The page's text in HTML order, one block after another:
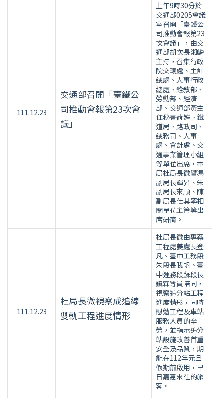
111.12.23
交通部召開「臺鐵公
司推動會報第23次會
議」
上午9時30分於
交通部0205會議
室召開「臺鐵公
司推動會報第23
次會議」，由交
通部胡次長湘麟
主持，召集行政
院交環處、主計
總處、人事行政
總處、銓敘部、
勞動部、經濟
部、交通部黃主
任秘書荷婷、鐵
道局、路政司、
總務司、人事
處、會計處、交
通事業管理小組
等單位出席，本
局杜局長微暨馮
副局長輝昇、朱
副局長來順、陳
副局長仕其率相
關單位主管等出
席研商。
111.12.23
杜局長微視察成追線
雙軌工程進度情形
杜局長微由專案
工程處姜處長登
凡、臺中工務段
朱段長我帆、臺
中運務段蘇段長
鎮霖等員陪同，
視察追分站工程
進度情形，同時
慰勉工程及車站
服務人員的辛
勞，並指示追分
站設施改善首重
安全及品質，期
能在112年元旦
假期前啟用，早
日嘉惠來往的旅
客。